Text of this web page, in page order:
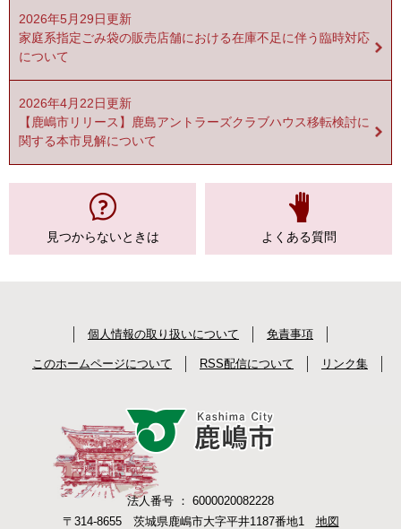
2026年5月29日更新
家庭系指定ごみ袋の販売店舗における在庫不足に伴う臨時対応
について
2026年4月22日更新
【鹿嶋市リリース】鹿島アントラーズクラブハウス移転検討に
関する本市見解について
見つからないときは よくある質問
個人情報の取り扱いについて 免責事項
このホームページについて RSS配信について リンク集
法人番号 ： 6000020082228
〒314-8655 茨城県鹿嶋市大字平井1187番地1 地図